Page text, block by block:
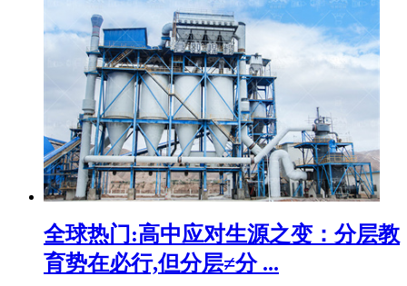
全球热门:高中应对生源之变：分层教
育势在必行,但分层≠分 ...